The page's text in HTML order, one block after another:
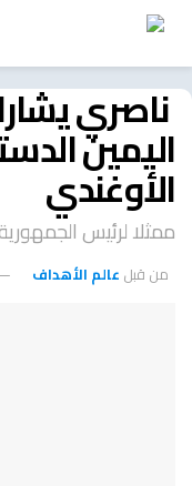
ناصري
اليمين
الأوغندي
ممثلا لرئيس
من قبل عالم الأهداف